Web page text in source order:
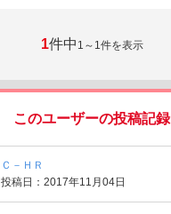
1件中 1～1件を表示
このユーザーの投稿記録
Ｃ－ＨＲ
投稿日：2017年11月04日